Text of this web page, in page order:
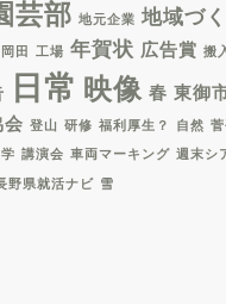
芸部 地元企業 地域づ
岡田 工場 年賀状 広告賞 搬
日常 映像 春 東御
会 登山 研修 福利厚生？ 自然
講演会 車両マーキング 週末シ
野県就活ナビ 雪